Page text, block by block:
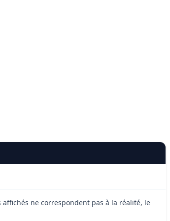
ne correspondent pas à la réalité, le